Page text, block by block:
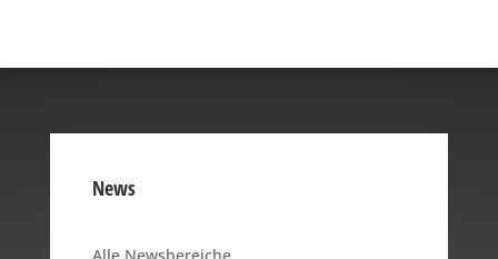
News